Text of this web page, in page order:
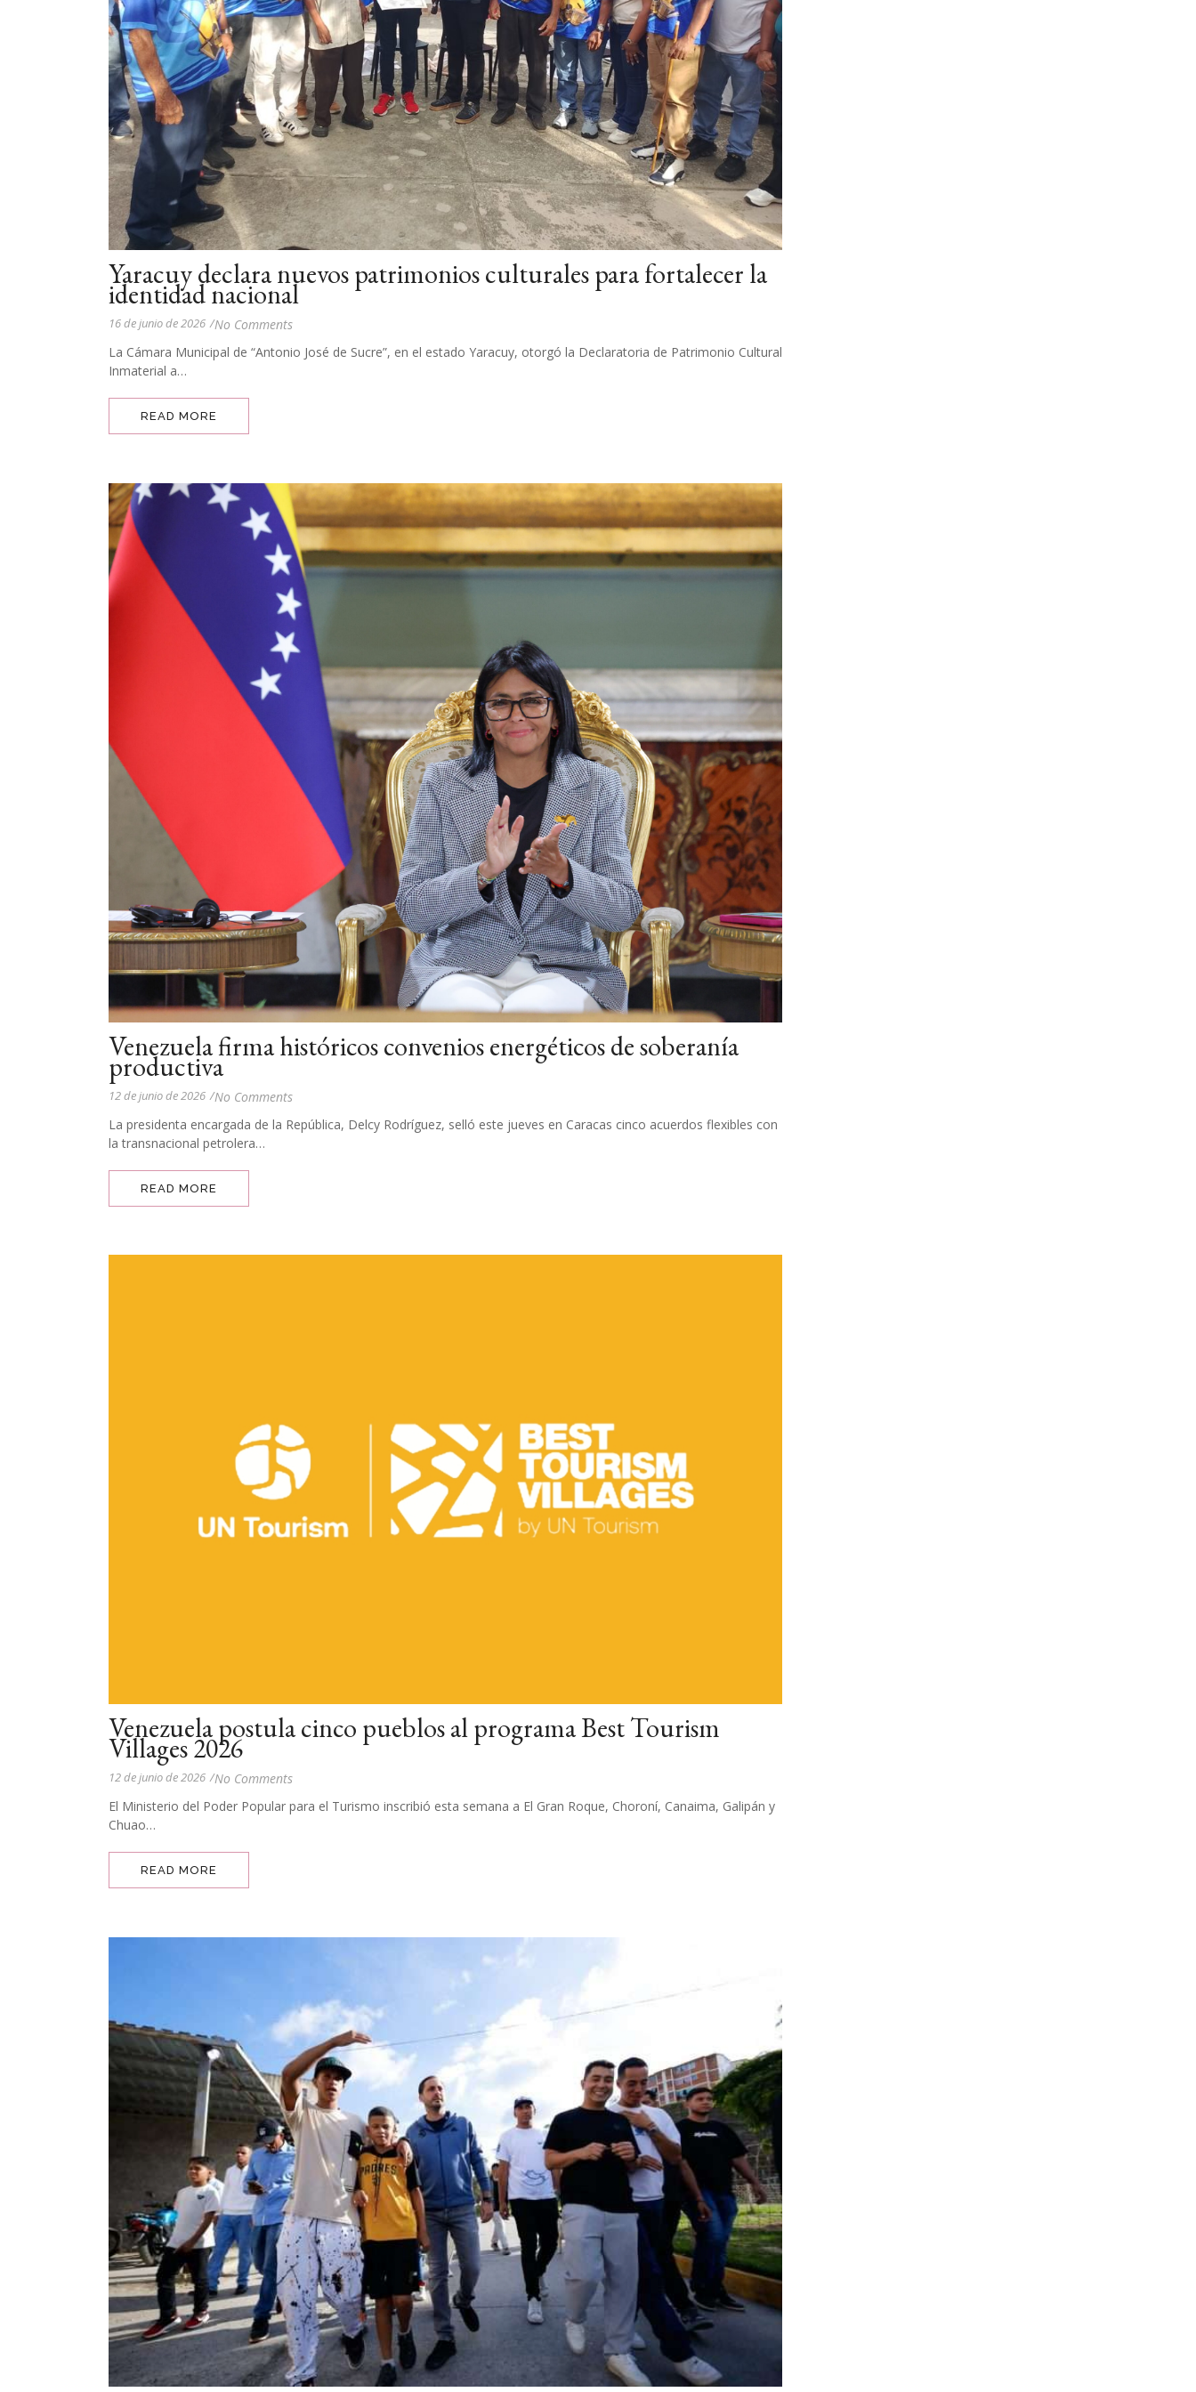
Yaracuy declara nuevos patrimonios culturales para fortalecer la
identidad nacional
16 de junio de 2026 /No Comments
La Cámara Municipal de “Antonio José de Sucre”, en el estado Yaracuy, otorgó la Declaratoria de Patrimonio Cultural
Inmaterial a…
READ MORE
Venezuela firma históricos convenios energéticos de soberanía
productiva
12 de junio de 2026 /No Comments
La presidenta encargada de la República, Delcy Rodríguez, selló este jueves en Caracas cinco acuerdos flexibles con
la transnacional petrolera…
READ MORE
Venezuela postula cinco pueblos al programa Best Tourism
Villages 2026
12 de junio de 2026 /No Comments
El Ministerio del Poder Popular para el Turismo inscribió esta semana a El Gran Roque, Choroní, Canaima, Galipán y
Chuao…
READ MORE